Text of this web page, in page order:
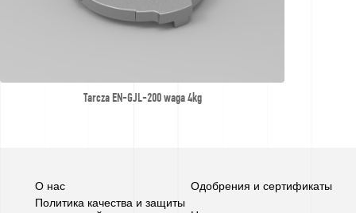
Tarcza EN-GJL-200 waga 4kg
О нас
Одобрения и сертификаты
Политика качества и защиты